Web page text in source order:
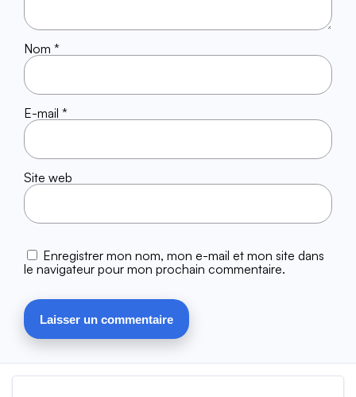
Nom *
E-mail *
Site web
Enregistrer mon nom, mon e-mail et mon site dans
le navigateur pour mon prochain commentaire.